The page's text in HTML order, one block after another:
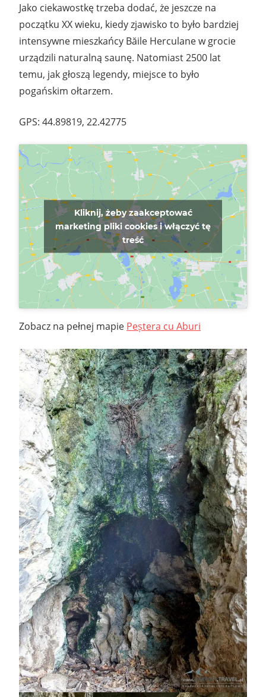
Jako ciekawostkę trzeba dodać, że jeszcze na
początku XX wieku, kiedy zjawisko to było bardziej
intensywne mieszkańcy Băile Herculane w grocie
urządzili naturalną saunę. Natomiast 2500 lat
temu, jak głoszą legendy, miejsce to było
pogańskim ołtarzem.
GPS: 44.89819, 22.42775
Kliknij, żeby zaakceptować
marketing pliki cookies i włączyć tę
treść
Zobacz na pełnej mapie Peștera cu Aburi